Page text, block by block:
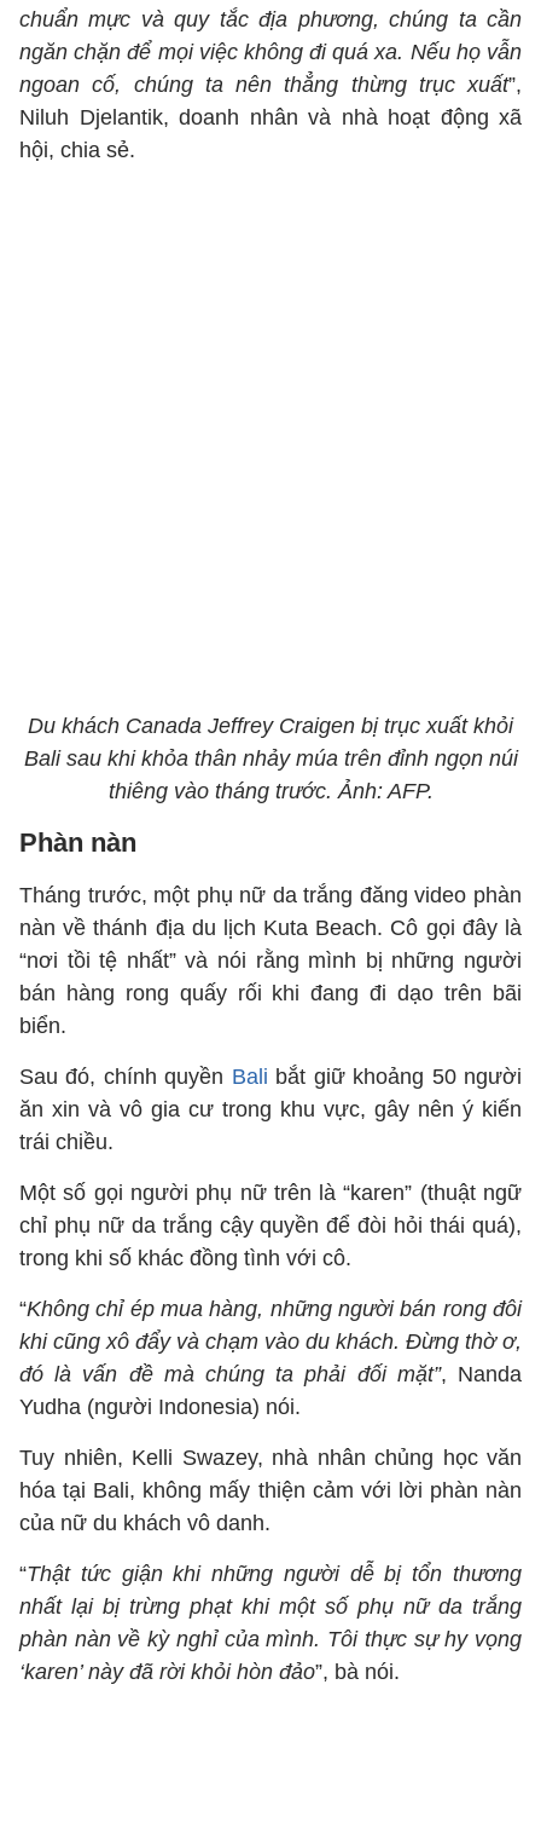
chuẩn mực và quy tắc địa phương, chúng ta cần
ngăn chặn để mọi việc không đi quá xa. Nếu họ vẫn
ngoan cố, chúng ta nên thẳng thừng trục xuất”,
Niluh Djelantik, doanh nhân và nhà hoạt động xã
hội, chia sẻ.
Du khách Canada Jeffrey Craigen bị trục xuất khỏi
Bali sau khi khỏa thân nhảy múa trên đỉnh ngọn núi
thiêng vào tháng trước. Ảnh: AFP.
Phàn nàn
Tháng trước, một phụ nữ da trắng đăng video phàn
nàn về thánh địa du lịch Kuta Beach. Cô gọi đây là
“nơi tồi tệ nhất” và nói rằng mình bị những người
bán hàng rong quấy rối khi đang đi dạo trên bãi
biển.
Sau đó, chính quyền Bali bắt giữ khoảng 50 người
ăn xin và vô gia cư trong khu vực, gây nên ý kiến
trái chiều.
Một số gọi người phụ nữ trên là “karen” (thuật ngữ
chỉ phụ nữ da trắng cậy quyền để đòi hỏi thái quá),
trong khi số khác đồng tình với cô.
“Không chỉ ép mua hàng, những người bán rong đôi
khi cũng xô đẩy và chạm vào du khách. Đừng thờ ơ,
đó là vấn đề mà chúng ta phải đối mặt”, Nanda
Yudha (người Indonesia) nói.
Tuy nhiên, Kelli Swazey, nhà nhân chủng học văn
hóa tại Bali, không mấy thiện cảm với lời phàn nàn
của nữ du khách vô danh.
“Thật tức giận khi những người dễ bị tổn thương
nhất lại bị trừng phạt khi một số phụ nữ da trắng
phàn nàn về kỳ nghỉ của mình. Tôi thực sự hy vọng
‘karen’ này đã rời khỏi hòn đảo”, bà nói.